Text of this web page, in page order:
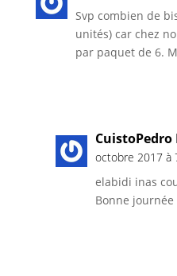
Svp combien de
unités) car chez
par paquet de 6.
CuistoPedro
octobre 2017 à
elabidi inas
Bonne journée